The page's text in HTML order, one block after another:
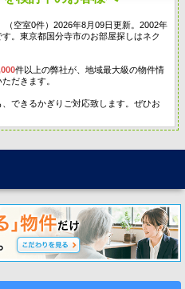
空室0件）2026年8月09日更新。2002年
。東京都国分寺市のお部屋探しはネク
件以上の弊社が、地域最大級の物件情
だきます。
、できるかぎりご対応致します。ぜひお